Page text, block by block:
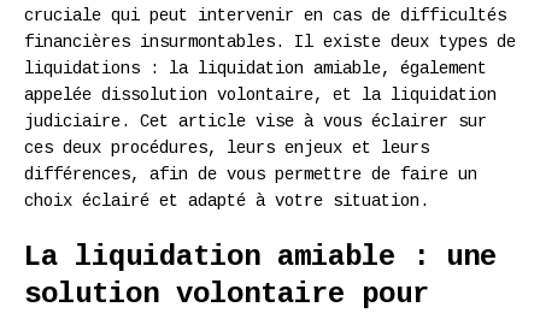
cruciale qui peut intervenir en cas de difficultés
financières insurmontables. Il existe deux types de
liquidations : la liquidation amiable, également
appelée dissolution volontaire, et la liquidation
judiciaire. Cet article vise à vous éclairer sur
ces deux procédures, leurs enjeux et leurs
différences, afin de vous permettre de faire un
choix éclairé et adapté à votre situation.
La liquidation amiable : une
solution volontaire pour